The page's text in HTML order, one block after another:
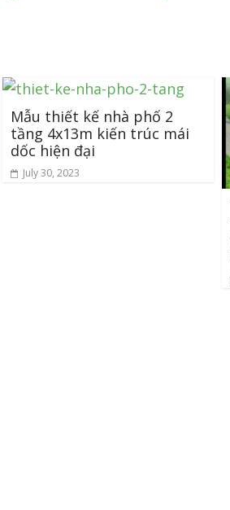
Mẫu thiết kế nhà phố 2
tầng 4x13m kiến trúc mái
dốc hiện đại
July 30, 2023